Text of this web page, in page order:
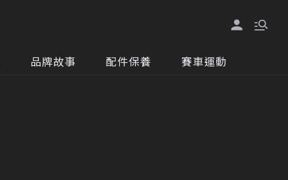
品牌故事 配件保養 賽車運動